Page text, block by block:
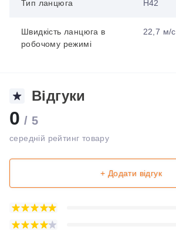
Тип ланцюга H42
Швидкість ланцюга в
робочому режимі
22,7 м/с
Відгуки
0 / 5
середній рейтинг товару
+ Додати відгук